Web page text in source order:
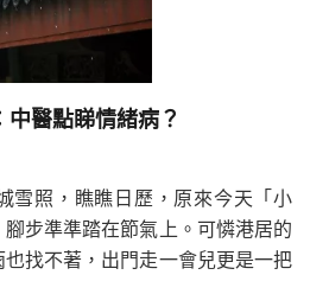
中醫點睇情緒病？
雪照，瞧瞧日歷，原來今天「小
步準準踏在節氣上。可憐港居的
找不著，出門走一會兒更是一把